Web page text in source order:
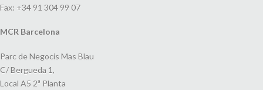
Fax: +34 91 304 99 07
MCR Barcelona
Parc de Negocis Mas Blau
C/ Bergueda 1,
Local A5 2ª Planta